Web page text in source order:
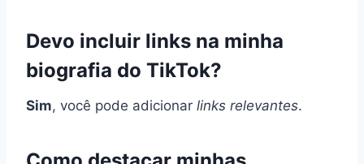
Devo incluir links na minha
biografia do TikTok?
Sim, você pode adicionar links relevantes.